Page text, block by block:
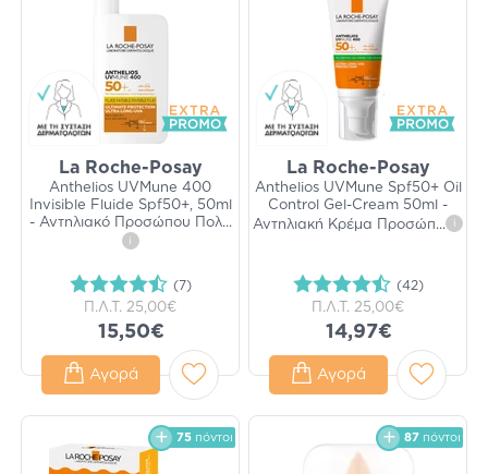
La Roche-Posay
Anthelios UVMune 400
Invisible Fluide Spf50+, 50ml
- Αντηλιακό Προσώπου Πολ...
i
(7)
Π.Λ.Τ. 25,00€
15,50€
Αγορά
La Roche-Posay
Anthelios UVMune Spf50+ Oil
Control Gel-Cream 50ml -
Αντηλιακή Κρέμα Προσώπ... i
(42)
Π.Λ.Τ. 25,00€
14,97€
Αγορά
75 πόντοι 87 πόντοι